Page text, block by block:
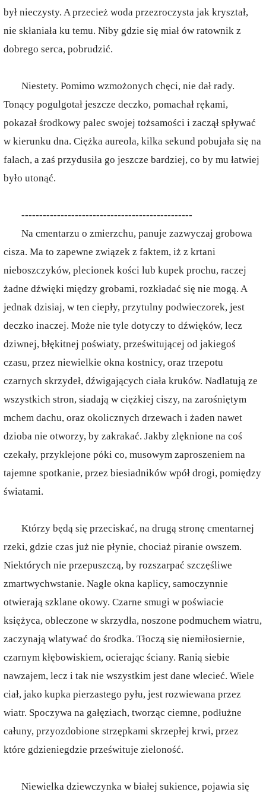
był nieczysty. A przecież woda przezroczysta jak kryształ,
nie skłaniała ku temu. Niby gdzie się miał ów ratownik z
dobrego serca, pobrudzić.
Niestety. Pomimo wzmożonych chęci, nie dał rady.
Tonący pogulgotał jeszcze deczko, pomachał rękami,
pokazał środkowy palec swojej tożsamości i zaczął spływać
w kierunku dna. Ciężka aureola, kilka sekund pobujała się na
falach, a zaś przydusiła go jeszcze bardziej, co by mu łatwiej
było utonąć.
------------------------------------------------
Na cmentarzu o zmierzchu, panuje zazwyczaj grobowa
cisza. Ma to zapewne związek z faktem, iż z krtani
nieboszczyków, plecionek kości lub kupek prochu, raczej
żadne dźwięki między grobami, rozkładać się nie mogą. A
jednak dzisiaj, w ten ciepły, przytulny podwieczorek, jest
deczko inaczej. Może nie tyle dotyczy to dźwięków, lecz
dziwnej, błękitnej poświaty, prześwitującej od jakiegoś
czasu, przez niewielkie okna kostnicy, oraz trzepotu
czarnych skrzydeł, dźwigających ciała kruków. Nadlatują ze
wszystkich stron, siadają w ciężkiej ciszy, na zarośniętym
mchem dachu, oraz okolicznych drzewach i żaden nawet
dzioba nie otworzy, by zakrakać. Jakby zlęknione na coś
czekały, przyklejone póki co, musowym zaproszeniem na
tajemne spotkanie, przez biesiadników wpół drogi, pomiędzy
światami.
Którzy będą się przeciskać, na drugą stronę cmentarnej
rzeki, gdzie czas już nie płynie, chociaż piranie owszem.
Niektórych nie przepuszczą, by rozszarpać szczęśliwe
zmartwychwstanie. Nagle okna kaplicy, samoczynnie
otwierają szklane okowy. Czarne smugi w poświacie
księżyca, obleczone w skrzydła, noszone podmuchem wiatru,
zaczynają wlatywać do środka. Tłoczą się niemiłosiernie,
czarnym kłębowiskiem, ocierając ściany. Ranią siebie
nawzajem, lecz i tak nie wszystkim jest dane wlecieć. Wiele
ciał, jako kupka pierzastego pyłu, jest rozwiewana przez
wiatr. Spoczywa na gałęziach, tworząc ciemne, podłużne
całuny, przyozdobione strzępkami skrzepłej krwi, przez
które gdzieniegdzie prześwituje zieloność.
Niewielka dziewczynka w białej sukience, pojawia się